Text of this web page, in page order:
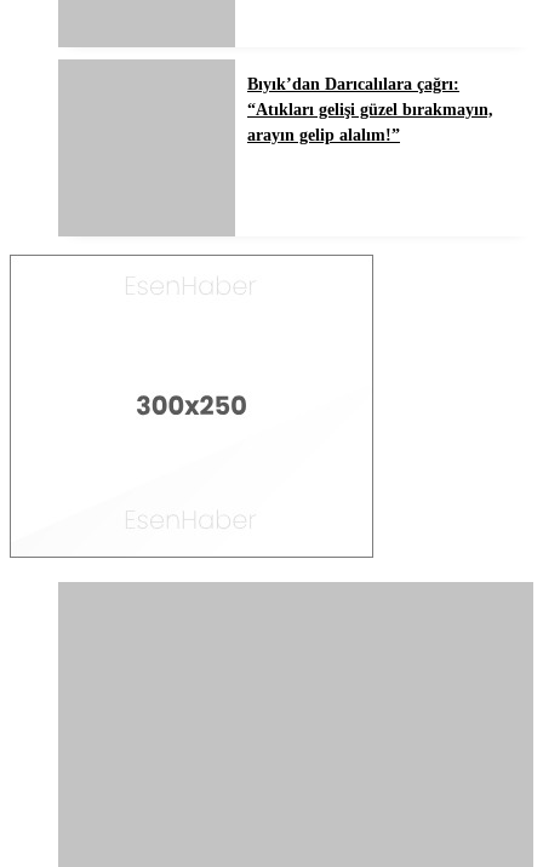
Bıyık’dan Darıcalılara çağrı:
“Atıkları gelişi güzel bırakmayın,
arayın gelip alalım!”